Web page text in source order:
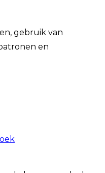
gebruik van
en